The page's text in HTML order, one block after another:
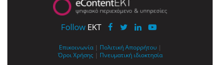
Follow EKT
Επικοινωνία | Πολιτική Απορρήτου |
Όροι Χρήσης | Πνευματική ιδιοκτησία